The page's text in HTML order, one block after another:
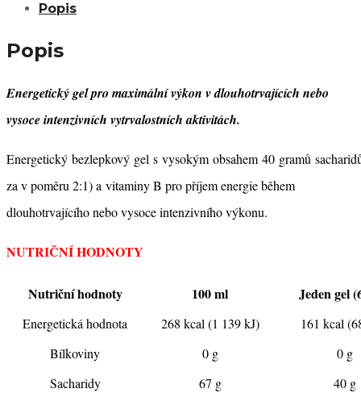
pomeranč
(60
množství
Popis
Popis
Energetický gel pro maximální výkon v dlouhotrvajících nebo
vysoce intenzivních vytrvalostních aktivitách.
Energetický bezlepkový gel s vysokým obsahem 40 gramů
za v poměru 2:1) a vitaminy B pro příjem energie během
dlouhotrvajícího nebo vysoce intenzivního výkonu.
NUTRIČNÍ HODNOTY
Nutriční hodnoty 100 ml Jeden gel
Energetická hodnota 268 kcal (1 139 kJ)
161 kcal
Bílkoviny
0 g
0 g
Sacharidy
67 g
40 g